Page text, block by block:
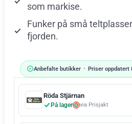
som markise.
Funker på små
fjorden.
Anbefalte butikker • Priser oppdatert
Röda Stjärnan
På lager via Prisjakt